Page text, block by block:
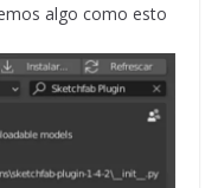
algo como esto